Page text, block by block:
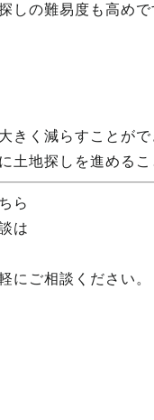
しの難易度も高めで
きく減らすことが
土地探しを進める
ら
は
にご相談ください。